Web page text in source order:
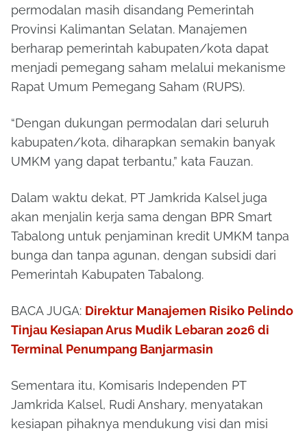
permodalan masih disandang Pemerintah
Provinsi Kalimantan Selatan. Manajemen
berharap pemerintah kabupaten/kota dapat
menjadi pemegang saham melalui mekanisme
Rapat Umum Pemegang Saham (RUPS).
“Dengan dukungan permodalan dari seluruh
kabupaten/kota, diharapkan semakin banyak
UMKM yang dapat terbantu,” kata Fauzan.
Dalam waktu dekat, PT Jamkrida Kalsel juga
akan menjalin kerja sama dengan BPR Smart
Tabalong untuk penjaminan kredit UMKM tanpa
bunga dan tanpa agunan, dengan subsidi dari
Pemerintah Kabupaten Tabalong.
BACA JUGA: Direktur Manajemen Risiko Pelindo
Tinjau Kesiapan Arus Mudik Lebaran 2026 di
Terminal Penumpang Banjarmasin
Sementara itu, Komisaris Independen PT
Jamkrida Kalsel, Rudi Anshary, menyatakan
kesiapan pihaknya mendukung visi dan misi